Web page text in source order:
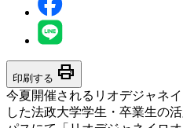
印刷する print
今夏開催されるリオデジャネ
した法政大学学生・卒業生の